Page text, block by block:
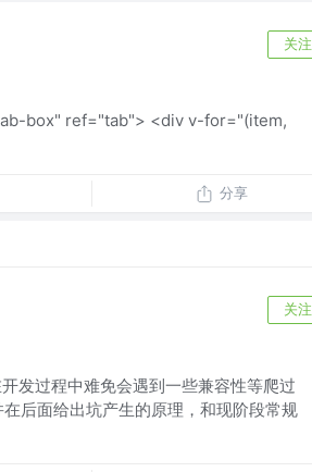
关注
box" ref="tab"> <div v-for="(item,
分享
关注
发过程中难免会遇到一些兼容性等爬过
后面给出坑产生的原理，和现阶段常规